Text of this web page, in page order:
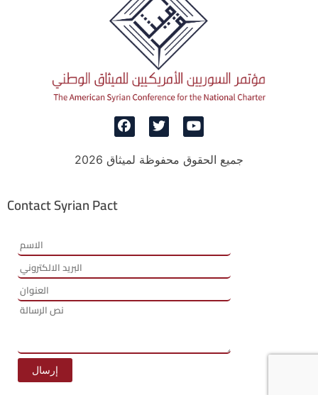
جميع الحقوق محفوظة لميثاق 2026
Contact Syrian Pact